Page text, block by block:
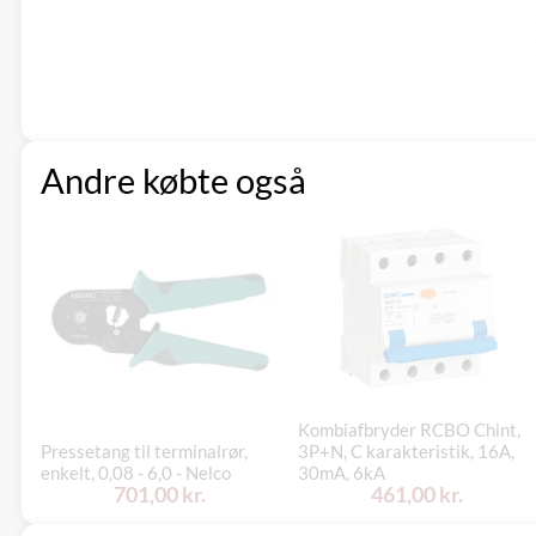
Andre købte også
Pressetang til terminalrør,
enkelt, 0,08 - 6,0 - Nelco
701,00 kr.
Kombiafbryder RCBO Chint,
3P+N, C karakteristik, 16A,
30mA, 6kA
461,00 kr.